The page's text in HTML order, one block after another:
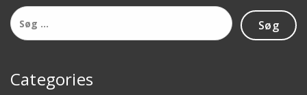
Søg
efter:
Categories